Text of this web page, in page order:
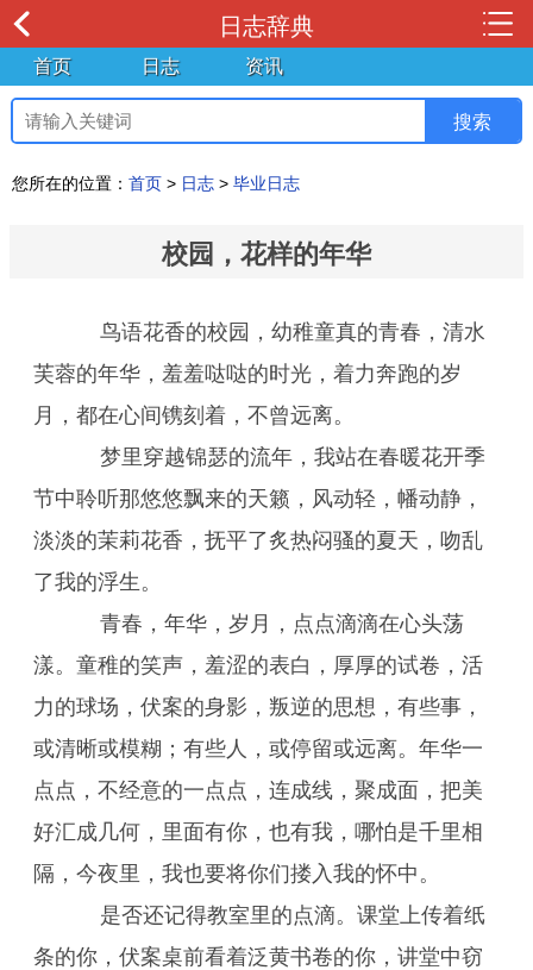
日志辞典
首页 日志 资讯
您所在的位置： 首页 > 日志 > 毕业日志
校园，花样的年华
鸟语花香的校园，幼稚童真的青春，清水
芙蓉的年华，羞羞哒哒的时光，着力奔跑的岁
月，都在心间镌刻着，不曾远离。
梦里穿越锦瑟的流年，我站在春暖花开季
节中聆听那悠悠飘来的天籁，风动轻，幡动静，
淡淡的茉莉花香，抚平了炙热闷骚的夏天，吻乱
了我的浮生。
青春，年华，岁月，点点滴滴在心头荡
漾。童稚的笑声，羞涩的表白，厚厚的试卷，活
力的球场，伏案的身影，叛逆的思想，有些事，
或清晰或模糊；有些人，或停留或远离。年华一
点点，不经意的一点点，连成线，聚成面，把美
好汇成几何，里面有你，也有我，哪怕是千里相
隔，今夜里，我也要将你们搂入我的怀中。
是否还记得教室里的点滴。课堂上传着纸
条的你，伏案桌前看着泛黄书卷的你，讲堂中窃